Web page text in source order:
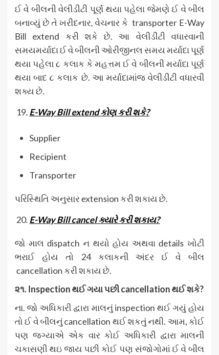
ઈ વે બીલની વેલીડીટી પૂર્ણ થયા પહેલા જેમણે ઈ વે બીલ
બનાવ્યું છે તે ખરીદનાર, વેચનાર કે transporter E-Way
Bill extend કરી શકે છે. આ વેલીડીટી વધારવાની
સમયમર્યાદા ઈ વે બીલની ઓરીજીનલ સમય મર્યાદા પૂર્ણ
થયા પહેલા ૮ કલાક કે મહત્તમ ઈ વે બીલની મર્યાદા પૂર્ણ
થયા બાદ ૮ કલાક છે. આ મર્યાદામાંજ વેલીડીટી વધારવી
શક્ય છે.
E-Way Bill extendકોણ કરી શકે?
Supplier
Recipient
Transporter
પરિસ્થિતિ અનુસાર extension કરી શકાય છે.
E-Way Bill cancelક્યારે કરી શકાય?
જો માલ dispatch ન થયો હોય અથવા details ખોટી
ભરાઈ હોય તો 24 કલાકની અંદર ઈ વે બીલ
cancellation કરી શકાય છે.
૨૧. Inspectionથઈ ગયા પછી cancellationથઈ શકે?
ના. જો અધિકારી દ્વારા માલનું inspection થઈ ગયું હોય
તો ઈ વે બીલનું cancellation થઈ શકતું નથી. આમ, કોઈ
પણ જગ્યાએ એક વાર કોઈ અધિકારી દ્વારા માલની
ચકાસણી થઇ જાય પછી કોઈ પણ સંજોગોમાં ઈ વે બીલ